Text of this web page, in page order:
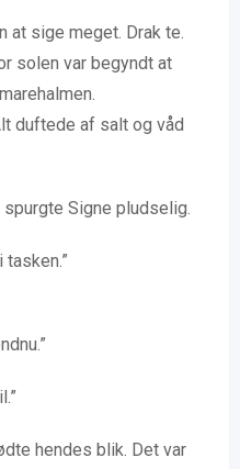
at sige meget. Drak te.
solen var begyndt at
duftede af salt og våd
spurgte Signe pludselig.
tasken.”
hendes blik. Det var